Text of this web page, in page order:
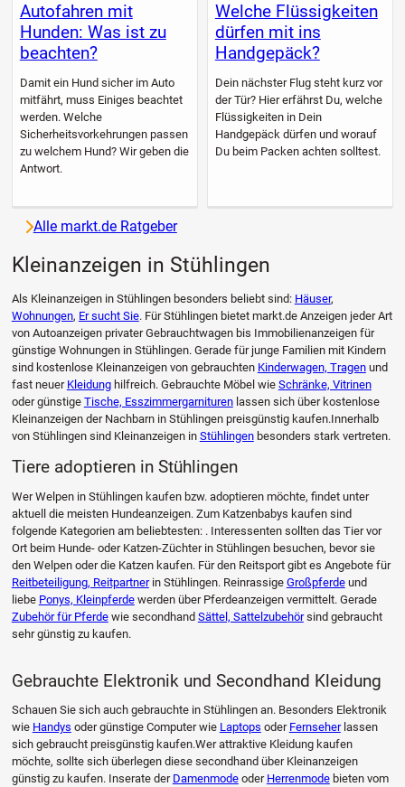
Autofahren mit
Hunden: Was ist zu
beachten?
Damit ein Hund sicher im Auto
mitfährt, muss Einiges beachtet
werden. Welche
Sicherheitsvorkehrungen passen
zu welchem Hund? Wir geben die
Antwort.
Welche Flüssigkeiten
dürfen mit ins
Handgepäck?
Dein nächster Flug steht kurz vor
der Tür? Hier erfährst Du, welche
Flüssigkeiten in Dein
Handgepäck dürfen und worauf
Du beim Packen achten solltest.
Alle markt.de Ratgeber
Kleinanzeigen in Stühlingen
Als Kleinanzeigen in Stühlingen besonders beliebt sind: Häuser,
Wohnungen, Er sucht Sie. Für Stühlingen bietet markt.de Anzeigen jeder Art
von Autoanzeigen privater Gebrauchtwagen bis Immobilienanzeigen für
günstige Wohnungen in Stühlingen. Gerade für junge Familien mit Kindern
sind kostenlose Kleinanzeigen von gebrauchten Kinderwagen, Tragenund
fast neuer Kleidunghilfreich. Gebrauchte Möbel wie Schränke, Vitrinen
oder günstige Tische, Esszimmergarniturenlassen sich über kostenlose
Kleinanzeigen der Nachbarn in Stühlingen preisgünstig kaufen.Innerhalb
von Stühlingen sind Kleinanzeigen in Stühlingenbesonders stark vertreten.
Tiere adoptieren in Stühlingen
Wer Welpen in Stühlingen kaufen bzw. adoptieren möchte, findet unter
aktuell die meisten Hundeanzeigen. Zum Katzenbabys kaufen sind
folgende Kategorien am beliebtesten: . Interessenten sollten das Tier vor
Ort beim Hunde- oder Katzen-Züchter in Stühlingen besuchen, bevor sie
den Welpen oder die Katzen kaufen. Für den Reitsport gibt es Angebote für
Reitbeteiligung, Reitpartnerin Stühlingen. Reinrassige Großpferdeund
liebe Ponys, Kleinpferdewerden über Pferdeanzeigen vermittelt. Gerade
Zubehör für Pferdewie secondhand Sättel, Sattelzubehörsind gebraucht
sehr günstig zu kaufen.
Gebrauchte Elektronik und Secondhand Kleidung
Schauen Sie sich auch gebrauchte in Stühlingen an. Besonders Elektronik
wie Handys oder günstige Computer wie Laptops oder Fernseherlassen
sich gebraucht preisgünstig kaufen.Wer attraktive Kleidung kaufen
möchte, sollte sich überlegen diese secondhand über Kleinanzeigen
günstig zu kaufen. Inserate der Damenmodeoder Herrenmodebieten vom